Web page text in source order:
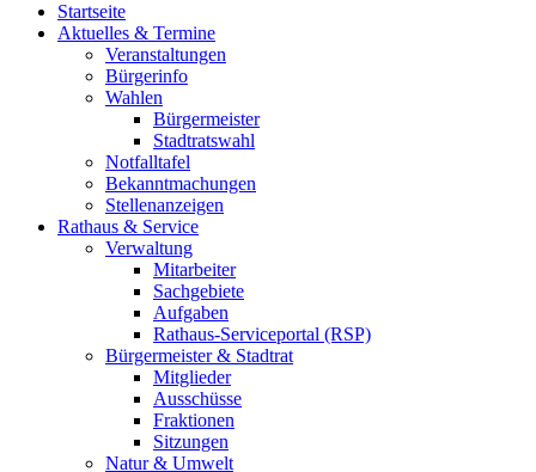
Startseite
Aktuelles & Termine
Veranstaltungen
Bürgerinfo
Wahlen
Bürgermeister
Stadtratswahl
Notfalltafel
Bekanntmachungen
Stellenanzeigen
Rathaus & Service
Verwaltung
Mitarbeiter
Sachgebiete
Aufgaben
Rathaus-Serviceportal (RSP)
Bürgermeister & Stadtrat
Mitglieder
Ausschüsse
Fraktionen
Sitzungen
Natur & Umwelt